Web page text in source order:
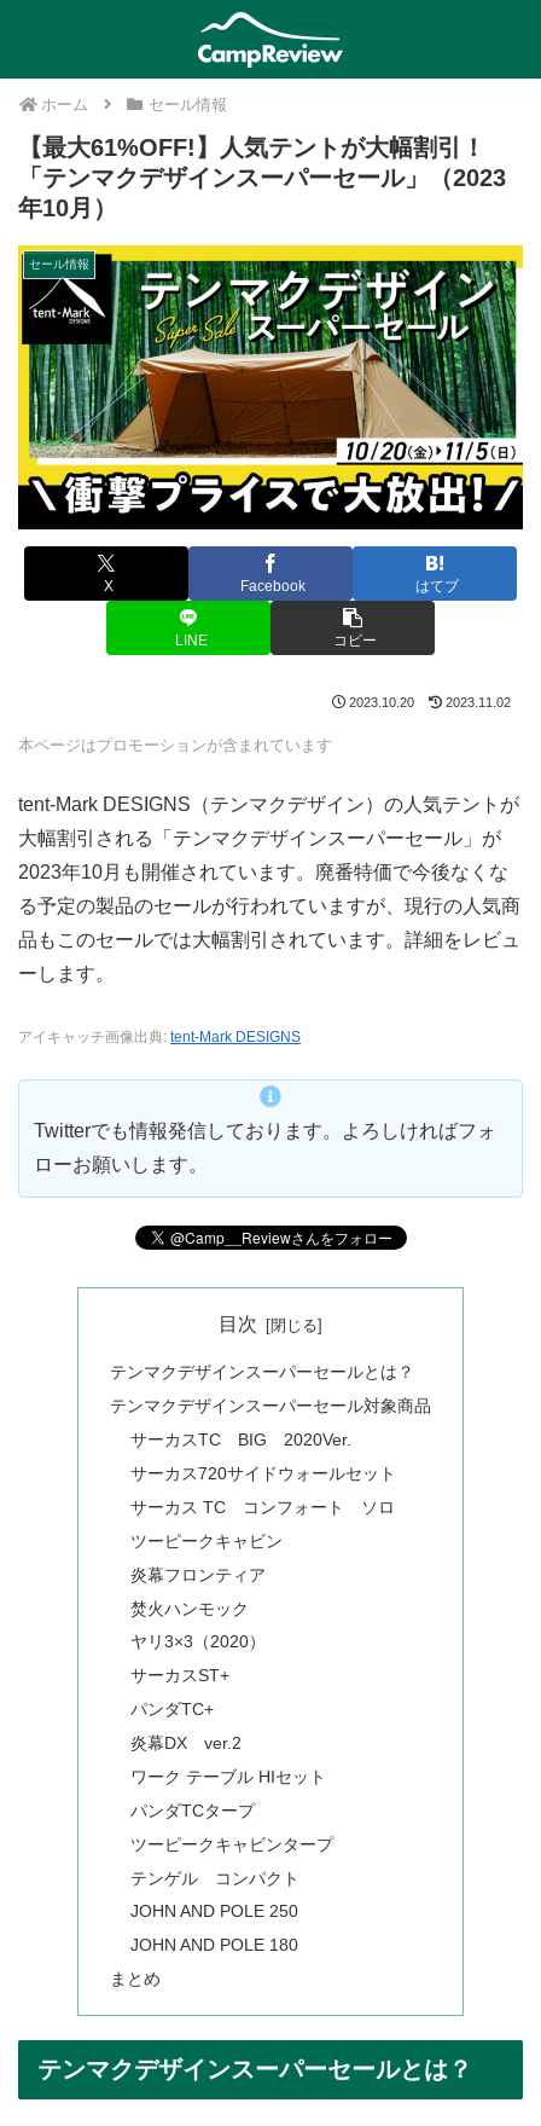
ホーム セール情報
【最大61%OFF!】人気テントが大幅割引！
「テンマクデザインスーパーセール」（2023
年10月）
セール情報
X Facebook はてブ
LINE コピー
2023.10.20 2023.11.02
本ページはプロモーションが含まれています
tent-Mark DESIGNS（テンマクデザイン）の人気テントが
大幅割引される「テンマクデザインスーパーセール」が
2023年10月も開催されています。廃番特価で今後なくな
る予定の製品のセールが行われていますが、現行の人気商
品もこのセールでは大幅割引されています。詳細をレビュ
ーします。
アイキャッチ画像出典: tent-Mark DESIGNS
Twitterでも情報発信しております。よろしければフォ
ローお願いします。
目次
テンマクデザインスーパーセールとは？
テンマクデザインスーパーセール対象商品
サーカスTC BIG 2020Ver.
サーカス720サイドウォールセット
サーカス TC コンフォート ソロ
ツーピークキャビン
炎幕フロンティア
焚火ハンモック
ヤリ3×3（2020）
サーカスST+
パンダTC+
炎幕DX ver.2
ワーク テーブル HIセット
パンダTCタープ
ツーピークキャビンタープ
テンゲル コンパクト
JOHN AND POLE 250
JOHN AND POLE 180
まとめ
テンマクデザインスーパーセールとは？